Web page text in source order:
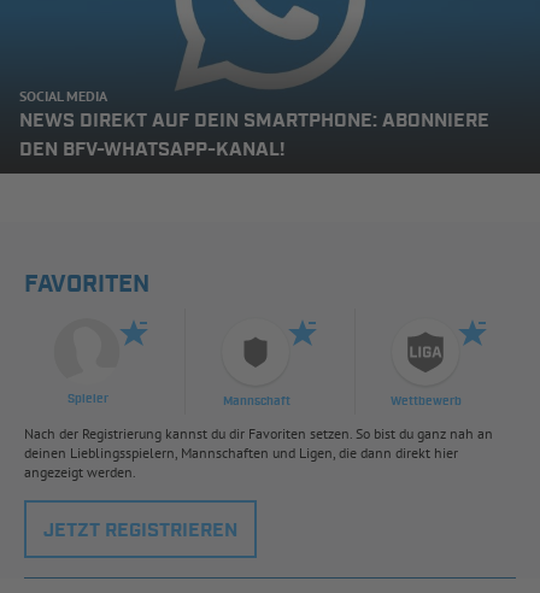
SOCIAL MEDIA
NEWS DIREKT AUF DEIN SMARTPHONE: ABONNIERE
DEN BFV-WHATSAPP-KANAL!
FAVORITEN
Spieler Mannschaft Wettbewerb
Nach der Registrierung kannst du dir Favoriten setzen. So bist du ganz nah an
deinen Lieblingsspielern, Mannschaften und Ligen, die dann direkt hier
angezeigt werden.
JETZT REGISTRIEREN